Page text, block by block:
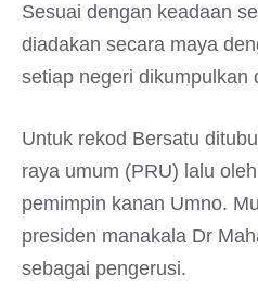
Sesuai dengan keadaan
diadakan secara maya
setiap negeri dikumpulkan
Untuk rekod Bersatu
raya umum (PRU) lalu
pemimpin kanan Umno.
presiden manakala Dr
sebagai pengerusi.